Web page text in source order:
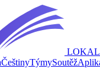
ČeštinyTýmySoutěž